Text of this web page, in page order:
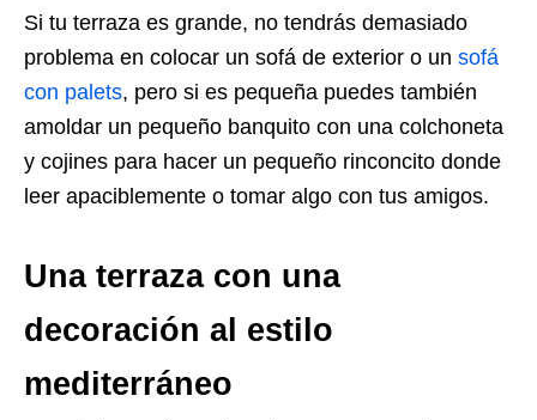
Si tu terraza es grande, no tendrás demasiado
problema en colocar un sofá de exterior o un sofá
con palets, pero si es pequeña puedes también
amoldar un pequeño banquito con una colchoneta
y cojines para hacer un pequeño rinconcito donde
leer apaciblemente o tomar algo con tus amigos.
Una terraza con una
decoración al estilo
mediterráneo